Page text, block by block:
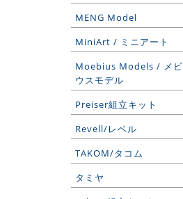
MENG Model
MiniArt / ミニアート
Moebius Models / メビ
ウスモデル
Preiser組立キット
Revell/レベル
TAKOM/タコム
タミヤ